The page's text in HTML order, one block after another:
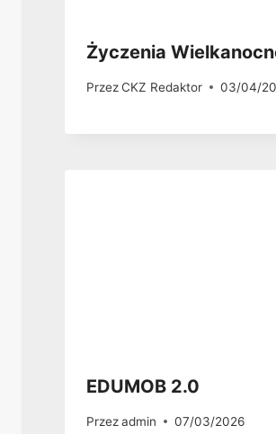
Życzenia
PrzezCKZ Redaktor 03/04/
EDUMOB 2.0
Przezadmin 07/03/2026